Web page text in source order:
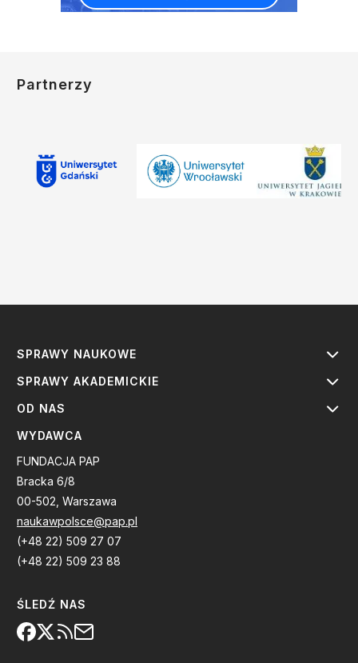
Partnerzy
SPRAWY NAUKOWE
SPRAWY AKADEMICKIE
OD NAS
WYDAWCA
FUNDACJA PAP
Bracka 6/8
00-502, Warszawa
naukawpolsce@pap.pl
(+48 22) 509 27 07
(+48 22) 509 23 88
ŚLEDŹ NAS